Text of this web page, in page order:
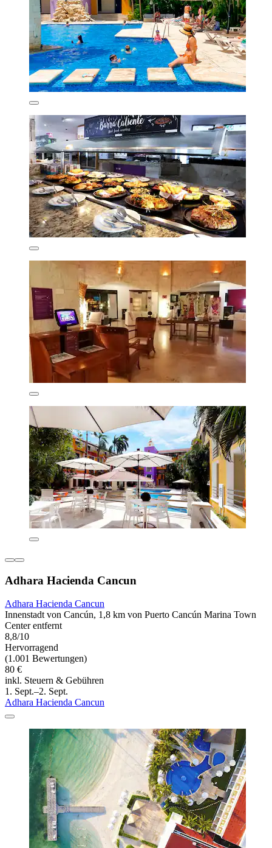
Adhara Hacienda Cancun
Adhara Hacienda Cancun
Innenstadt von Cancún, 1,8 km von Puerto Cancún Marina Town
Center entfernt
8,8/10
Hervorragend
(1.001 Bewertungen)
80 €
inkl. Steuern & Gebühren
1. Sept.–2. Sept.
Adhara Hacienda Cancun